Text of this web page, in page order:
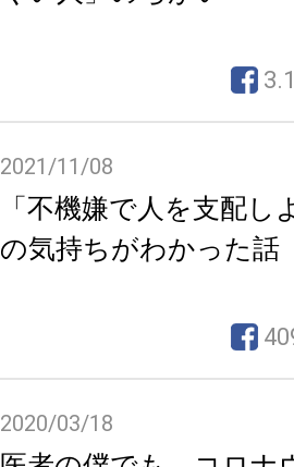
2021/11/08
「不機嫌で人を支配し
の気持ちがわかった話
2020/03/18